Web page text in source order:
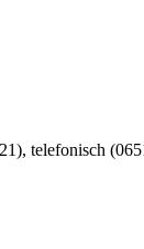
telefonisch